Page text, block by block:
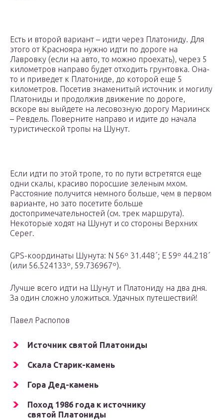
Есть и второй вариант – идти через Платониду. Для
этого от Краснояра нужно идти по дороге на
Лавровку (если на авто, то можно проехать), через 5
километров направо будет отходить грунтовка. Она-
то и приведет к Платониде, до которой еще 5
километров. Посетив знаменитый источник и могилу
Платониды и продолжив движение по дороге,
вскоре вы выйдете на лесовозную дорогу Мариинск
– Ревдель. Поверните направо и идите до начала
туристической тропы на Шунут.
Если идти по этой тропе, то по пути встретятся еще
одни скалы, красиво поросшие зеленым мхом.
Расстояние получится немного больше, чем в первом
варианте, но зато посетите больше
достопримечательностей (см. трек маршрута).
Некоторые ходят на Шунут и со стороны Верхних
Серег.
GPS-координаты Шунута: N 56º 31.448´; E 59º 44.218´
(или 56.524133º, 59.736967º).
Лучше всего идти на Шунут и Платониду на два дня.
За один сложно уложиться. Удачных путешествий!
Павел Распопов
Источник святой Платониды
Скала Старик-камень
Гора Дед-камень
Поход 1986 года к источнику
святой Платониды